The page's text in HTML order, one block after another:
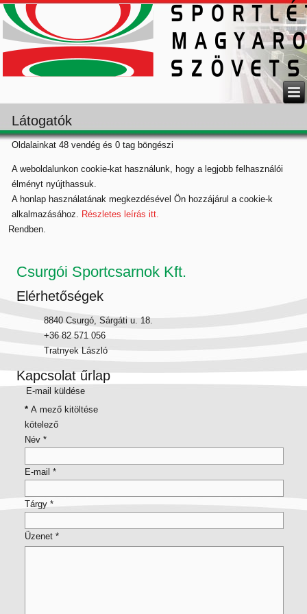
Látogatók
Oldalainkat 48 vendég és 0 tag böngészi
A weboldalunkon cookie-kat használunk, hogy a legjobb felhasználói
élményt nyújthassuk.
A honlap használatának megkezdésével Ön hozzájárul a cookie-k
alkalmazásához. Részletes leírás itt.
Rendben.
Csurgói Sportcsarnok Kft.
Elérhetőségek
8840 Csurgó, Sárgáti u. 18.
+36 82 571 056
Tratnyek László
Kapcsolat űrlap
E-mail küldése
* A mező kitöltése
kötelező
Név *
E-mail *
Tárgy *
Üzenet *